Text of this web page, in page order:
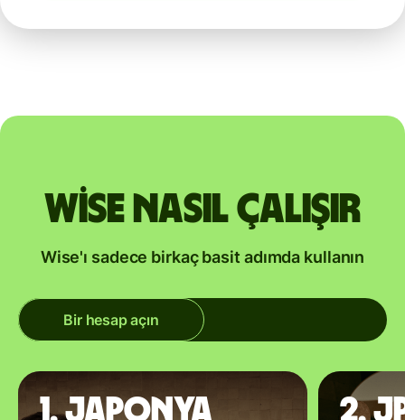
Wise nasıl çalışır
Wise'ı sadece birkaç basit adımda kullanın
Bir hesap açın
1. Japonya
2.